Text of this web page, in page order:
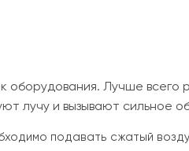
оборудования. Лучше
лучу и вызывают сильное
подавать сжатый